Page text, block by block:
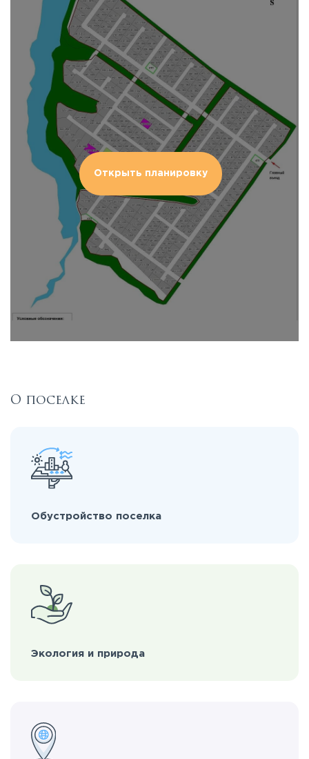
Открыть планировку
О поселке
Обустройство поселка
Экология и природа